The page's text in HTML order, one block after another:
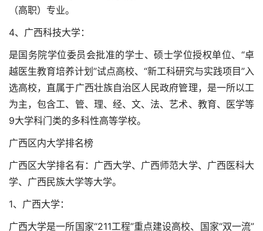
（高职）专业。
4、广西科技大学：
是国务院学位委员会批准的学士、硕士学位授权单位、“卓
越医生教育培养计划”试点高校、“新工科研究与实践项目”入
选高校，直属于广西壮族自治区人民政府管理，是一所以工
为主，包含工、管、理、经、文、法、艺术、教育、医学等
9大学科门类的多科性高等学校。
广西区内大学排名榜
广西区大学排名有：广西大学、广西师范大学、广西医科大
学、广西民族大学等大学。
1、广西大学：
广西大学是一所国家“211工程”重点建设高校、国家“双一流”